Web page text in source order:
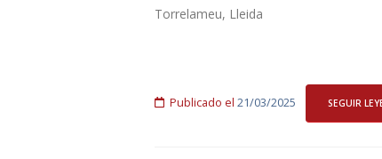
Torrelameu, Lleida
Publicado el 21/03/2025 SEGUIR